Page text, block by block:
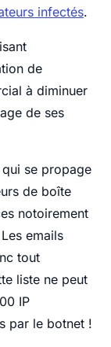
infectés.
de
à diminuer
de ses
se propage
de boîte
notoirement
emails
tout
liste ne peut
IP
par le botnet !